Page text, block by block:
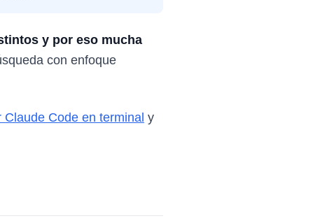
y por eso mucha
con enfoque
Claude Code en terminal y